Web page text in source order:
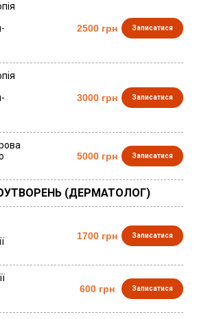
2500 грн Записатися
3000 грн Записатися
5000 грн Записатися
(ДЕРМАТОЛОГ)
1700 грн Записатися
600 грн Записатися